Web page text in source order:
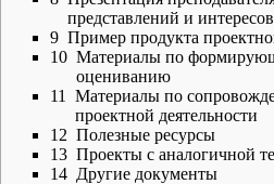
представлений и
9 Пример продукта
10 Материалы по
оцениванию
11
Материалы по
проектной деятельности
12 Полезные ресурсы
13 Проекты с аналогичной
14 Другие документы